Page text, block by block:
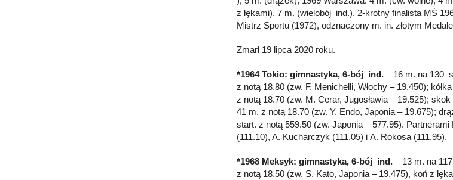
z łękami), 7 m. (wielobój ind.). 2-krotny finalista MŚ
Mistrz Sportu (1972), odznaczony m. in. złotym
Zmarł 19 lipca 2020 roku.
*1964 Tokio: gimnastyka, 6-bój ind. – 16 m. na 130
z notą 18.80 (zw. F. Menichelli, Włochy – 19.450);
z notą 18.70 (zw. M. Cerar, Jugosławia – 19.525);
41 m. z notą 18.70 (zw. Y. Endo, Japonia – 19.675);
start. z notą 559.50 (zw. Japonia – 577.95).
(111.10), A. Kucharczyk (111.05) i A. Rokosa (111.95).
*1968 Meksyk: gimnastyka, 6-bój ind. – 13 m. na
z notą 18.50 (zw. S. Kato, Japonia – 19.475), koń z